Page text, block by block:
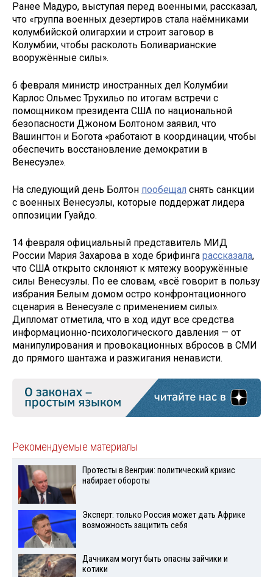
Ранее Мадуро, выступая перед военными, рассказал,
что «группа военных дезертиров стала наёмниками
колумбийской олигархии и строит заговор в
Колумбии, чтобы расколоть Боливарианские
вооружённые силы».
6 февраля министр иностранных дел Колумбии
Карлос Ольмес Трухильо по итогам встречи с
помощником президента США по национальной
безопасности Джоном Болтоном заявил, что
Вашингтон и Богота «работают в координации, чтобы
обеспечить восстановление демократии в
Венесуэле».
На следующий день Болтон пообещал снять санкции
с военных Венесуэлы, которые поддержат лидера
оппозиции Гуайдо.
14 февраля официальный представитель МИД
России Мария Захарова в ходе брифинга рассказала,
что США открыто склоняют к мятежу вооружённые
силы Венесуэлы. По ее словам, «всё говорит в пользу
избрания Белым домом остро конфронтационного
сценария в Венесуэле с применением силы».
Дипломат отметила, что в ход идут все средства
информационно-психологического давления — от
манипулирования и провокационных вбросов в СМИ
до прямого шантажа и разжигания ненависти.
Рекомендуемые материалы
Протесты в Венгрии: политический кризис
набирает обороты
Эксперт: только Россия может дать Африке
возможность защитить себя
Дачникам могут быть опасны зайчики и
котики